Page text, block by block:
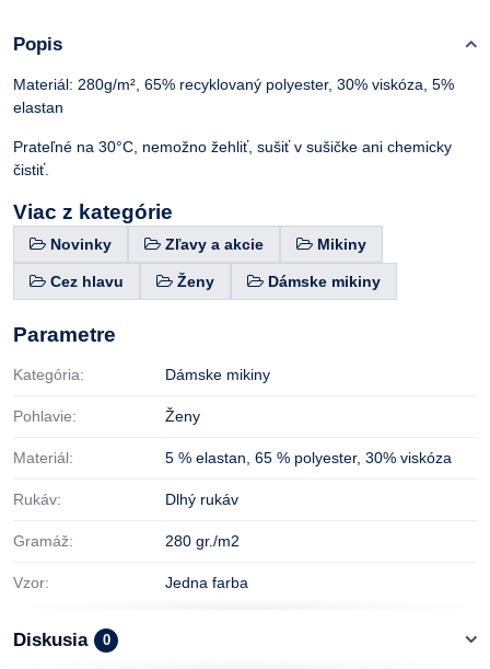
Popis
Materiál: 280g/m², 65% recyklovaný polyester, 30% viskóza, 5%
elastan
Prateľné na 30°C, nemožno žehliť, sušiť v sušičke ani chemicky
čistiť.
Viac z kategórie
Novinky Zľavy a akcie Mikiny
Cez hlavu Ženy Dámske mikiny
Parametre
Kategória: Dámske mikiny
Pohlavie: Ženy
Materiál: 5 % elastan 65 % polyester, 30% viskóza
Rukáv: Dlhý rukáv
Gramáž: 280 gr./m2
Vzor: Jedna farba
Diskusia 0